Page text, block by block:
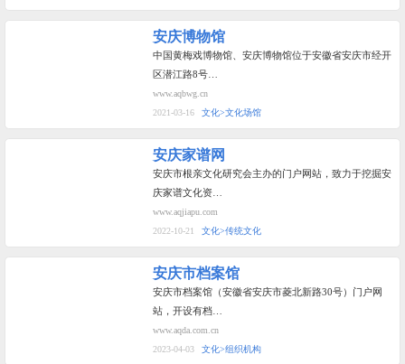
安庆博物馆
中国黄梅戏博物馆、安庆博物馆位于安徽省安庆市经开
区潜江路8号…
www.aqbwg.cn
2021-03-16
文化>文化场馆
安庆家谱网
安庆市根亲文化研究会主办的门户网站，致力于挖掘安
庆家谱文化资…
www.aqjiapu.com
2022-10-21
文化>传统文化
安庆市档案馆
安庆市档案馆（安徽省安庆市菱北新路30号）门户网
站，开设有档…
www.aqda.com.cn
2023-04-03
文化>组织机构